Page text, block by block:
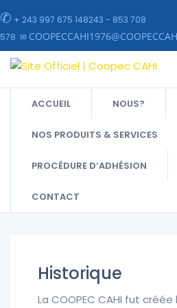
✆ + 243 997 675 148243 - 853 708
578 ✉
ACCUEIL NOUS?
NOS PRODUITS & SERVICES
PROCÉDURE D’ADHÉSION
CONTACT
Historique
La COOPEC CAHI fut créée